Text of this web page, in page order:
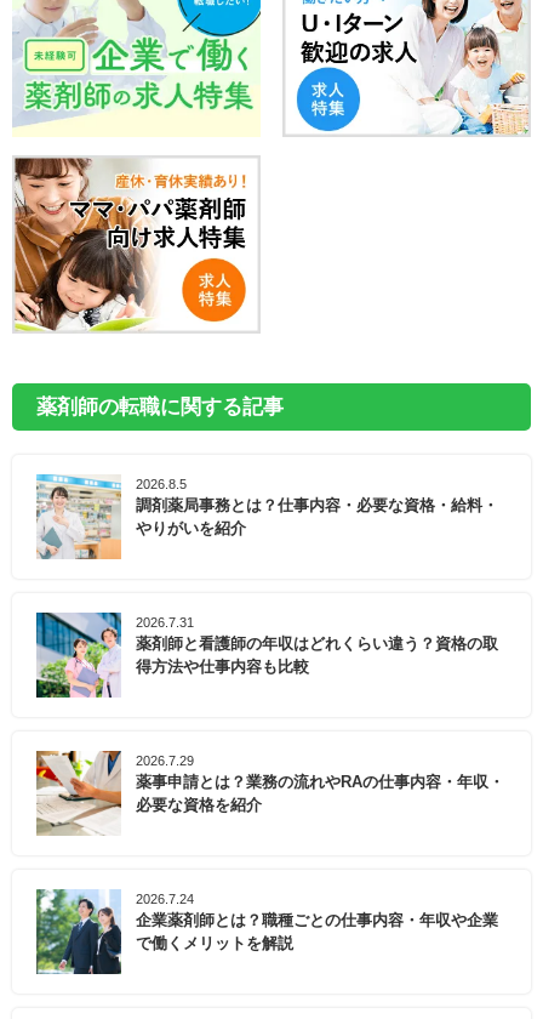
薬剤師の転職に関する記事
2026.8.5
調剤薬局事務とは？仕事内容・必要な資格・給料・
やりがいを紹介
2026.7.31
薬剤師と看護師の年収はどれくらい違う？資格の取
得方法や仕事内容も比較
2026.7.29
薬事申請とは？業務の流れやRAの仕事内容・年収・
必要な資格を紹介
2026.7.24
企業薬剤師とは？職種ごとの仕事内容・年収や企業
で働くメリットを解説